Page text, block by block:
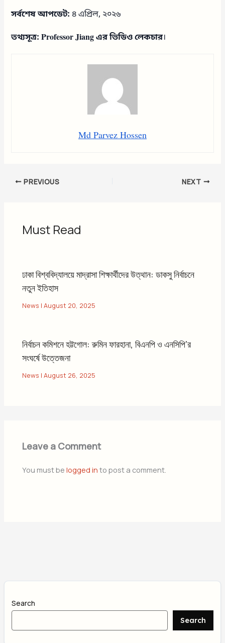
সর্বশেষ আপডেট: ৪ এপ্রিল, ২০২৬
তথ্যসূত্র: Professor Jiang এর ভিডিও লেকচার।
Md Parvez Hossen
PREVIOUS NEXT
Must Read
ঢাকা বিশ্ববিদ্যালয়ে মাদ্রাসা শিক্ষার্থীদের উত্থান: ডাকসু নির্বাচনে
নতুন ইতিহাস
News |August 20, 2025
নির্বাচন কমিশনে হট্টগোল: রুমিন ফারহানা, বিএনপি ও এনসিপি’র
সংঘর্ষে উত্তেজনা
News |August 26, 2025
Leave a Comment
You must belogged in to post a comment.
Search
Search